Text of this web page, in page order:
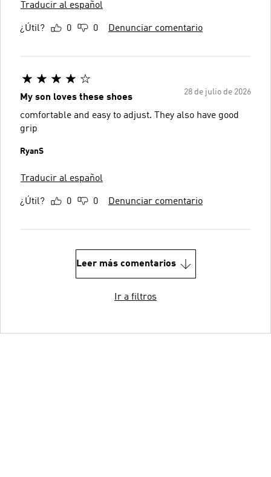
Traducir al español
¿Útil? 0 0 Denunciar comentario
28 de julio de 2026
My son loves these shoes
comfortable and easy to adjust. They also have good
grip
RyanS
Traducir al español
¿Útil? 0 0 Denunciar comentario
Leer más comentarios
Ir a filtros